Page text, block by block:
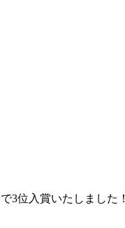
3位入賞いたしました！